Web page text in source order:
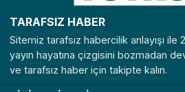
TARAFSIZ HABER
Sitemiz tarafsız habercilik anlayışı ile
yayın hayatına çizgisini bozmadan
ve tarafsız haber için takipte kalın.